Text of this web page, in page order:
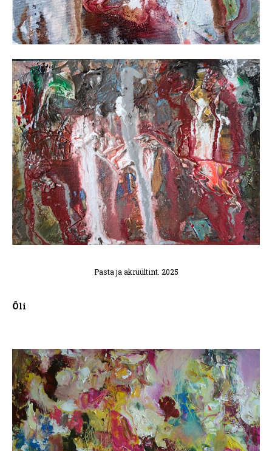
Pasta ja akrüültint. 2025
Õli